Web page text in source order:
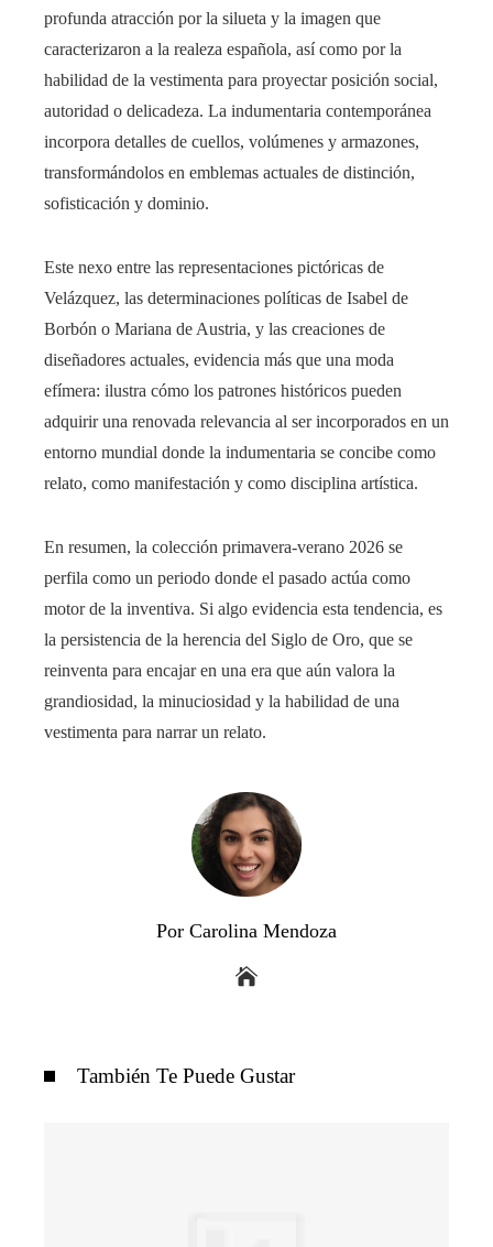
profunda atracción por la silueta y la imagen que
caracterizaron a la realeza española, así como por la
habilidad de la vestimenta para proyectar posición social,
autoridad o delicadeza. La indumentaria contemporánea
incorpora detalles de cuellos, volúmenes y armazones,
transformándolos en emblemas actuales de distinción,
sofisticación y dominio.
Este nexo entre las representaciones pictóricas de
Velázquez, las determinaciones políticas de Isabel de
Borbón o Mariana de Austria, y las creaciones de
diseñadores actuales, evidencia más que una moda
efímera: ilustra cómo los patrones históricos pueden
adquirir una renovada relevancia al ser incorporados en un
entorno mundial donde la indumentaria se concibe como
relato, como manifestación y como disciplina artística.
En resumen, la colección primavera-verano 2026 se
perfila como un periodo donde el pasado actúa como
motor de la inventiva. Si algo evidencia esta tendencia, es
la persistencia de la herencia del Siglo de Oro, que se
reinventa para encajar en una era que aún valora la
grandiosidad, la minuciosidad y la habilidad de una
vestimenta para narrar un relato.
Por Carolina Mendoza
También Te Puede Gustar